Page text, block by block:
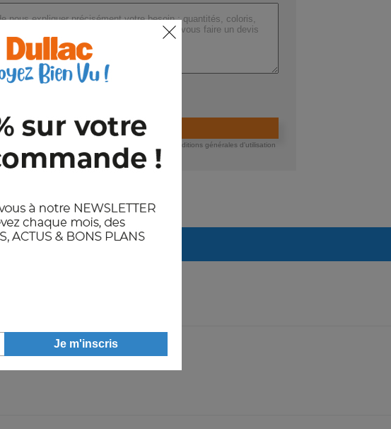
TEA
Valider la demande de devis
votre demande de devis, vous acceptez nos conditions générales d'utilisation
de confidentialité des données.